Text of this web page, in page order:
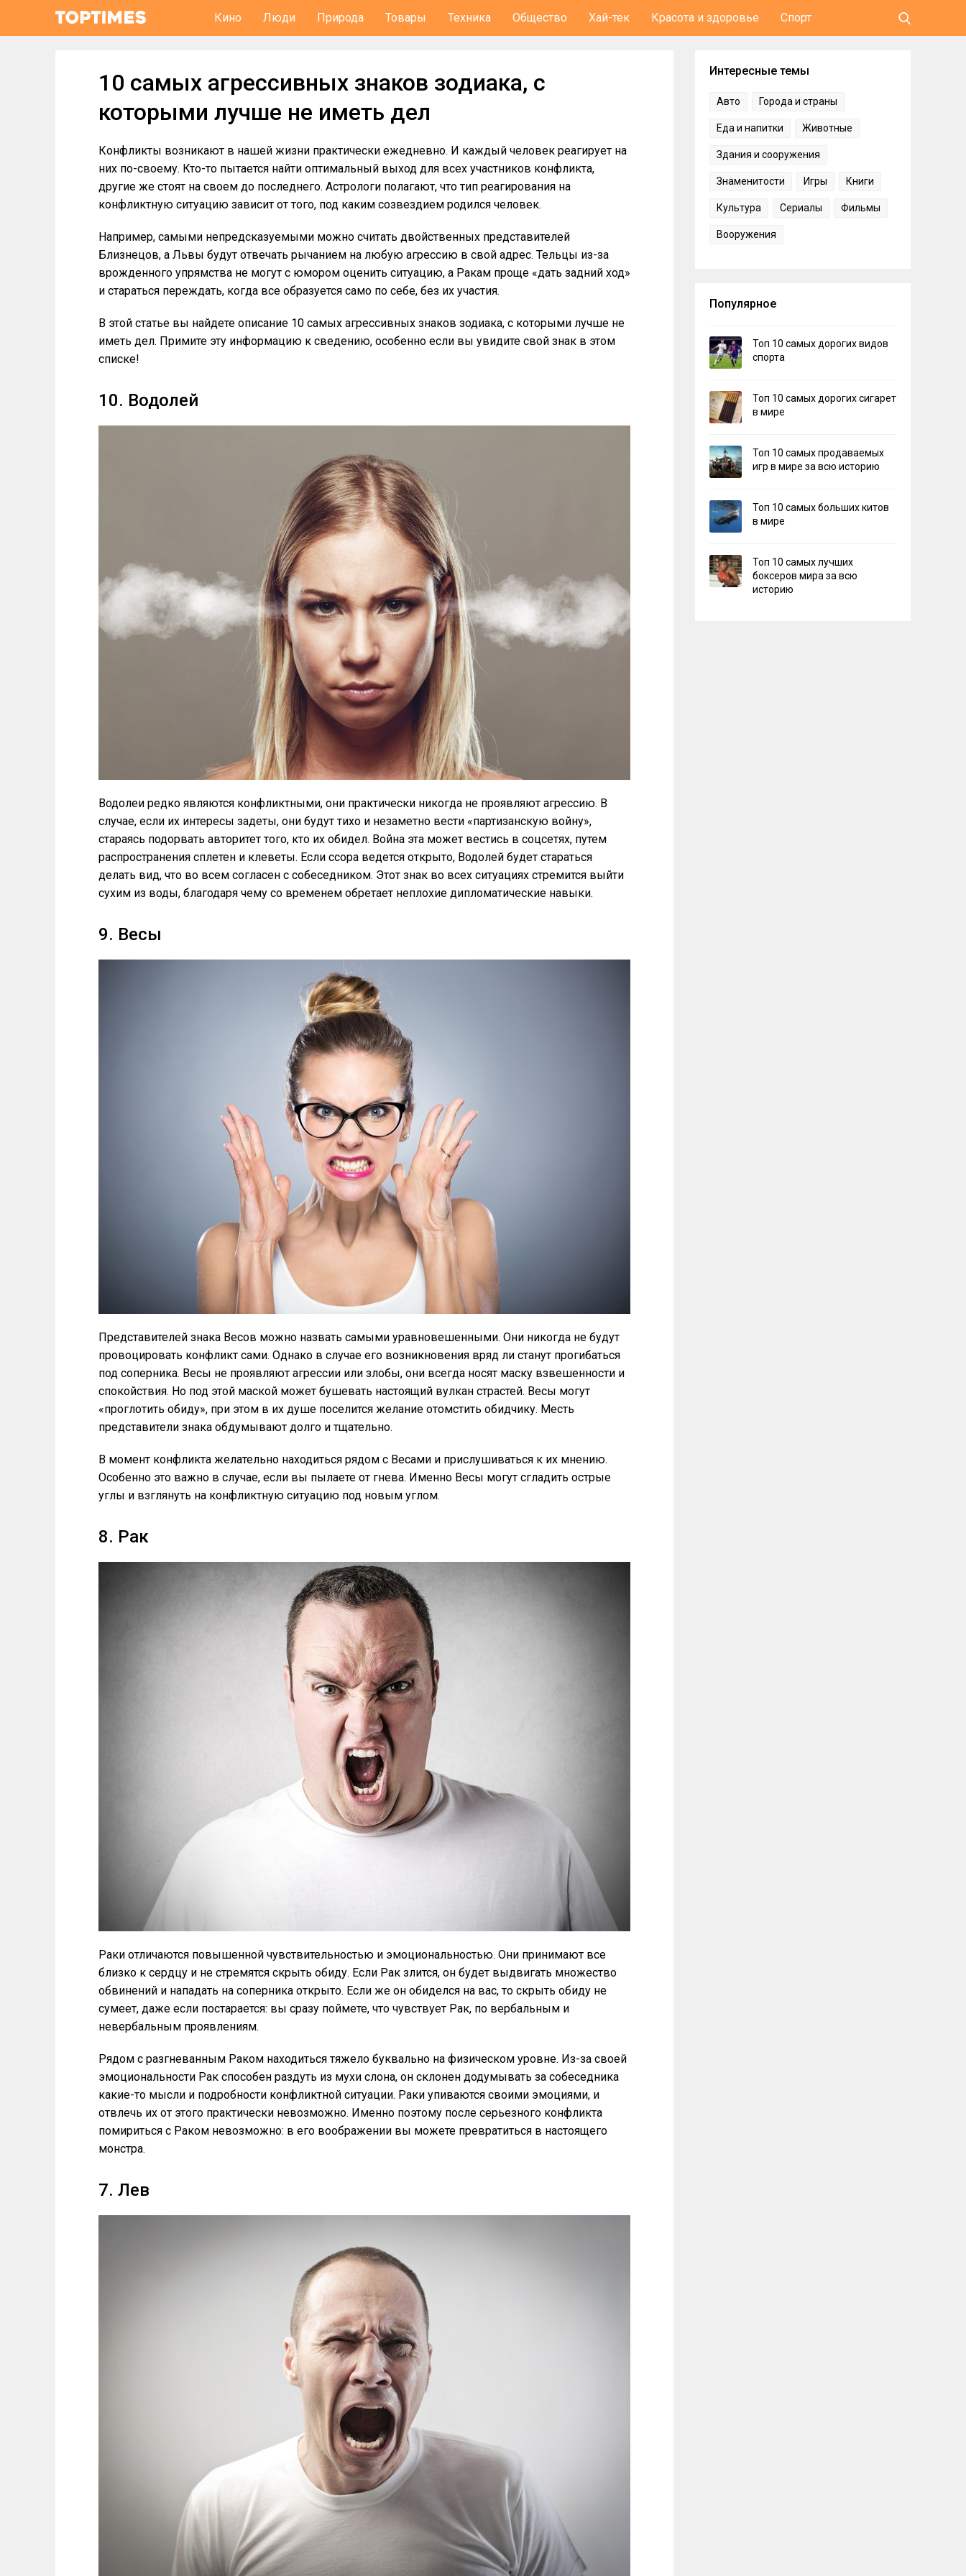
Кино Люди Природа Товары Техника Общество Хай-тек Красота и здоровье Спорт
10 самых агрессивных знаков зодиака, с
которыми лучше не иметь дел
Конфликты возникают в нашей жизни практически ежедневно. И каждый человек реагирует на
них по-своему. Кто-то пытается найти оптимальный выход для всех участников конфликта,
другие же стоят на своем до последнего. Астрологи полагают, что тип реагирования на
конфликтную ситуацию зависит от того, под каким созвездием родился человек.
Например, самыми непредсказуемыми можно считать двойственных представителей
Близнецов, а Львы будут отвечать рычанием на любую агрессию в свой адрес. Тельцы из-за
врожденного упрямства не могут с юмором оценить ситуацию, а Ракам проще «дать задний ход»
и стараться переждать, когда все образуется само по себе, без их участия.
В этой статье вы найдете описание 10 самых агрессивных знаков зодиака, с которыми лучше не
иметь дел. Примите эту информацию к сведению, особенно если вы увидите свой знак в этом
списке!
10. Водолей
Водолеи редко являются конфликтными, они практически никогда не проявляют агрессию. В
случае, если их интересы задеты, они будут тихо и незаметно вести «партизанскую войну»,
стараясь подорвать авторитет того, кто их обидел. Война эта может вестись в соцсетях, путем
распространения сплетен и клеветы. Если ссора ведется открыто, Водолей будет стараться
делать вид, что во всем согласен с собеседником. Этот знак во всех ситуациях стремится выйти
сухим из воды, благодаря чему со временем обретает неплохие дипломатические навыки.
9. Весы
Представителей знака Весов можно назвать самыми уравновешенными. Они никогда не будут
провоцировать конфликт сами. Однако в случае его возникновения вряд ли станут прогибаться
под соперника. Весы не проявляют агрессии или злобы, они всегда носят маску взвешенности и
спокойствия. Но под этой маской может бушевать настоящий вулкан страстей. Весы могут
«проглотить обиду», при этом в их душе поселится желание отомстить обидчику. Месть
представители знака обдумывают долго и тщательно.
В момент конфликта желательно находиться рядом с Весами и прислушиваться к их мнению.
Особенно это важно в случае, если вы пылаете от гнева. Именно Весы могут сгладить острые
углы и взглянуть на конфликтную ситуацию под новым углом.
8. Рак
Раки отличаются повышенной чувствительностью и эмоциональностью. Они принимают все
близко к сердцу и не стремятся скрыть обиду. Если Рак злится, он будет выдвигать множество
обвинений и нападать на соперника открыто. Если же он обиделся на вас, то скрыть обиду не
сумеет, даже если постарается: вы сразу поймете, что чувствует Рак, по вербальным и
невербальным проявлениям.
Рядом с разгневанным Раком находиться тяжело буквально на физическом уровне. Из-за своей
эмоциональности Рак способен раздуть из мухи слона, он склонен додумывать за собеседника
какие-то мысли и подробности конфликтной ситуации. Раки упиваются своими эмоциями, и
отвлечь их от этого практически невозможно. Именно поэтому после серьезного конфликта
помириться с Раком невозможно: в его воображении вы можете превратиться в настоящего
монстра.
7. Лев
Интересные темы
Авто Города и страны
Еда и напитки Животные
Здания и сооружения
Знаменитости Игры Книги
Культура Сериалы Фильмы
Вооружения
Популярное
Топ 10 самых дорогих видов
спорта
Топ 10 самых дорогих сигарет
в мире
Топ 10 самых продаваемых
игр в мире за всю историю
Топ 10 самых больших китов
в мире
Топ 10 самых лучших
боксеров мира за всю
историю